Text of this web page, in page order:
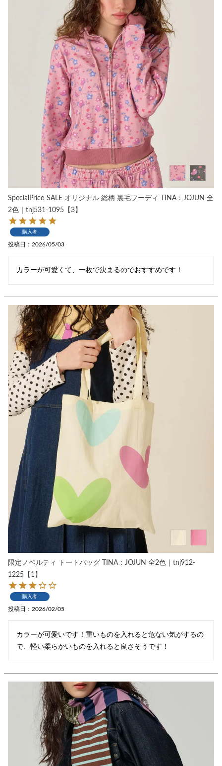
SpecialPrice-SALE オリジナル 総柄 裏毛フーディ TINA：JOJUN 全
2色｜tnj531-1095【3】
購入者
投稿日 2026/05/03
カラーが可愛くて、一枚で決まるのでおすすめです！
限定ノベルティ トートバッグ TINA：JOJUN 全2色｜tnj912-
1225【1】
購入者
投稿日 2026/02/05
カラーが可愛いです！重いものを入れると危ない気がするの
で、軽い柔らかいものを入れると良さそうです！